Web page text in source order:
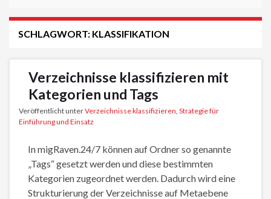
SCHLAGWORT: KLASSIFIKATION
Verzeichnisse klassifizieren mit
Kategorien und Tags
Veröffentlicht unterVerzeichnisse klassifizieren Strategie für
Einführung und Einsatz
In migRaven.24/7 können auf Ordner so genannte
„Tags“ gesetzt werden und diese bestimmten
Kategorien zugeordnet werden. Dadurch wird eine
Strukturierung der Verzeichnisse auf Metaebene